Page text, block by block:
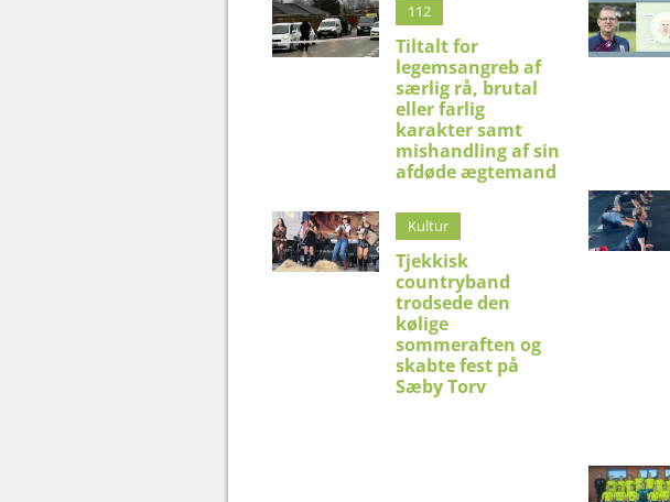
112
Tiltalt for
legemsangreb af
særlig rå, brutal
eller farlig
karakter samt
mishandling af sin
afdøde ægtemand
Kultur
Tjekkisk
countryband
trodsede den
kølige
sommeraften og
skabte fest på
Sæby Torv